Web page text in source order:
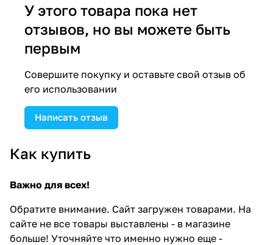
У этого товара пока нет
отзывов, но вы можете быть
первым
Совершите покупку и оставьте свой отзыв об
его использовании
Написать отзыв
Как купить
Важно для всех!
Обратите внимание. Сайт загружен товарами. На
сайте не все товары выставлены - в магазине
больше! Уточняйте что именно нужно еще -